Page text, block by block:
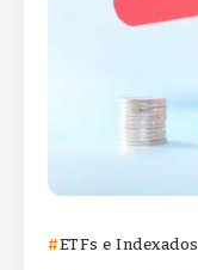
ETFs e Indexados